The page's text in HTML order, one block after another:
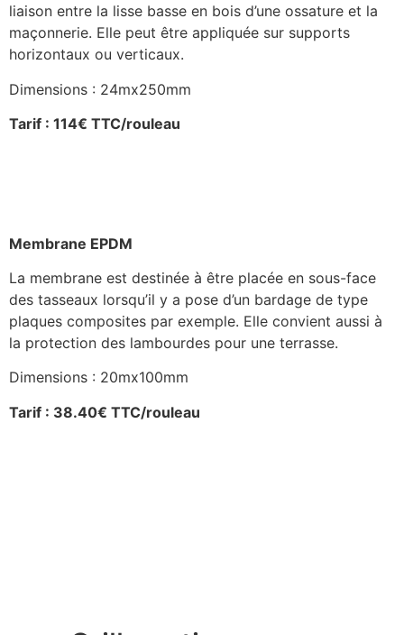
liaison entre la lisse basse en bois d’une ossature et la
maçonnerie. Elle peut être appliquée sur supports
horizontaux ou verticaux.
Dimensions : 24mx250mm
Tarif : 114€ TTC/rouleau
Membrane EPDM
La membrane est destinée à être placée en sous-face
des tasseaux lorsqu’il y a pose d’un bardage de type
plaques composites par exemple. Elle convient aussi à
la protection des lambourdes pour une terrasse.
Dimensions : 20mx100mm
Tarif : 38.40€ TTC/rouleau